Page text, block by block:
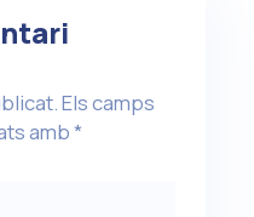
Els camps
amb*